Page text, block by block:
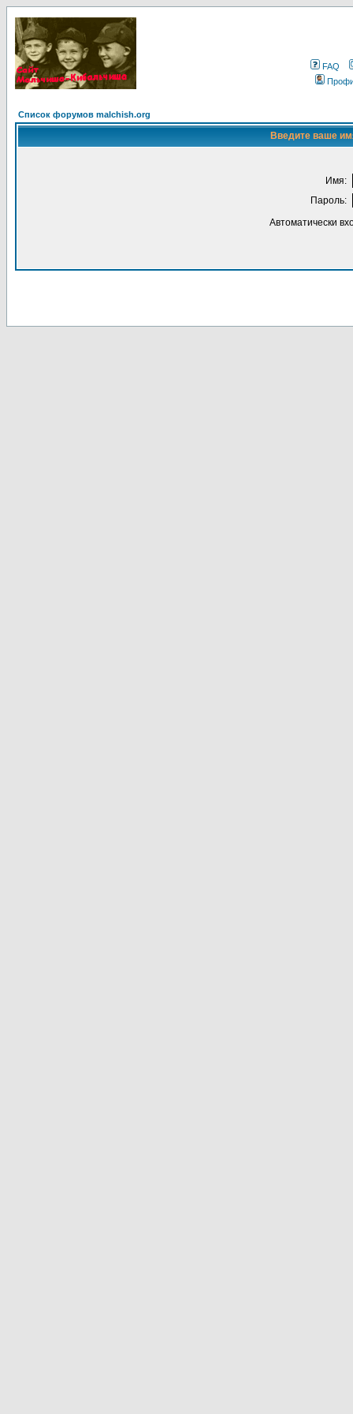
FAQ
Список форумов malchish.org
Введите ваше
Имя:
Пароль:
Автоматически